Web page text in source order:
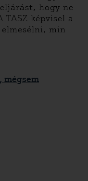
hogy ne
képvisel a
min
mégsem